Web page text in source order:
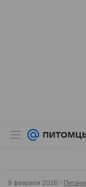
9 февраля 2026